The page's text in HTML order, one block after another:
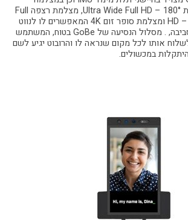
קדמית Ultra Wide Full HD – 180°, מצלמת רצפה Full
HD – 360° ומצלמת סופר זום 4K המאפשרים לו לנווט
בכל סביבה, . מסלול הנסיעה של GoBe בטוח, המשתמש
אותו לכל מקום שנראה לו והרובוט יגיע לשם
במכשולים.